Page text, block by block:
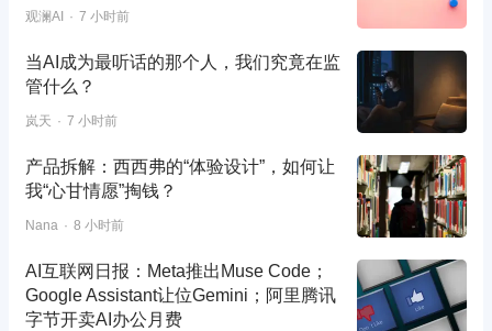
观澜AI 7 小时前
当AI成为最听话的那个人，我们究竟在监
管什么？
岚天 7 小时前
产品拆解：西西弗的“体验设计”，如何让
我“心甘情愿”掏钱？
Nana 8 小时前
AI互联网日报：Meta推出Muse Code；
Google Assistant让位Gemini；阿里腾讯
字节开卖AI办公月费